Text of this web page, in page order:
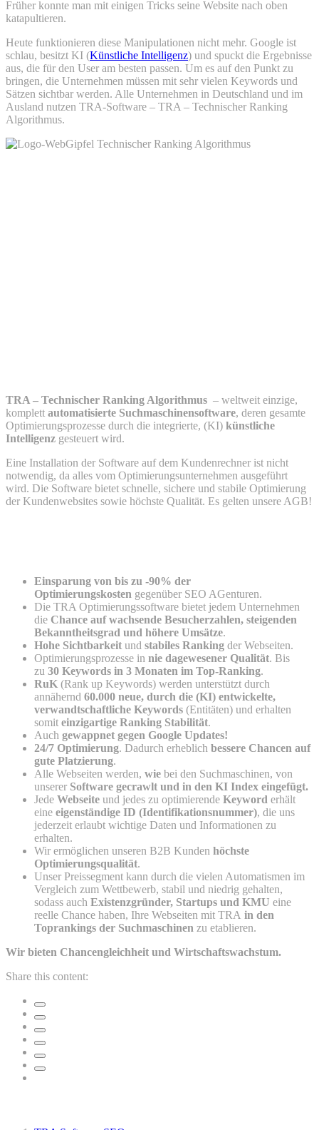
Früher konnte man mit einigen Tricks seine Website nach oben
katapultieren.
Heute funktionieren diese Manipulationen nicht mehr. Google ist
schlau, besitzt KI (Künstliche Intelligenz) und spuckt die Ergebnisse
aus, die für den User am besten passen. Um es auf den Punkt zu
bringen, die Unternehmen müssen mit sehr vielen Keywords und
Sätzen sichtbar werden. Alle Unternehmen in Deutschland und im
Ausland nutzen TRA-Software – TRA – Technischer Ranking
Algorithmus.
TRA – Technischer Ranking Algorithmus – weltweit einzige,
komplett automatisierte Suchmaschinensoftware, deren gesamte
Optimierungsprozesse durch die integrierte, (KI) künstliche
Intelligenz gesteuert wird.
Eine Installation der Software auf dem Kundenrechner ist nicht
notwendig, da alles vom Optimierungsunternehmen ausgeführt
wird. Die Software bietet schnelle, sichere und stabile Optimierung
der Kundenwebsites sowie höchste Qualität. Es gelten unsere AGB!
Einsparung von bis zu -90% der
Optimierungskosten gegenüber SEO AGenturen.
Die TRA Optimierungssoftware bietet jedem Unternehmen
die Chance auf wachsende Besucherzahlen, steigenden
Bekanntheitsgrad und höhere Umsätze.
Hohe Sichtbarkeit und stabiles Ranking der Webseiten.
Optimierungsprozesse in nie dagewesener Qualität. Bis
zu 30 Keywords in 3 Monaten im Top-Ranking.
RuK (Rank up Keywords) werden unterstützt durch
annähernd 60.000 neue, durch die (KI) entwickelte,
verwandtschaftliche Keywords (Entitäten) und erhalten
somit einzigartige Ranking Stabilität.
Auch gewappnet gegen Google Updates!
24/7 Optimierung. Dadurch erheblich bessere Chancen auf
gute Platzierung.
Alle Webseiten werden, wie bei den Suchmaschinen, von
unserer Software gecrawlt und in den KI Index eingefügt.
Jede Webseite und jedes zu optimierende Keyword erhält
eine eigenständige ID (Identifikationsnummer), die uns
jederzeit erlaubt wichtige Daten und Informationen zu
erhalten.
Wir ermöglichen unseren B2B Kunden höchste
Optimierungsqualität.
Unser Preissegment kann durch die vielen Automatismen im
Vergleich zum Wettbewerb, stabil und niedrig gehalten,
sodass auch Existenzgründer, Startups und KMU eine
reelle Chance haben, Ihre Webseiten mit TRA in den
Toprankings der Suchmaschinen zu etablieren.
Wir bieten Chancengleichheit und Wirtschaftswachstum.
Share this content: